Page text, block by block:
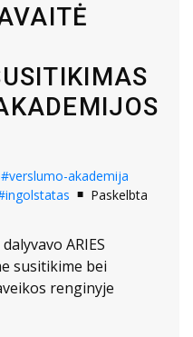
#verslumo-akademija
Paskelbta
ARIES
susitikime bei
renginyje